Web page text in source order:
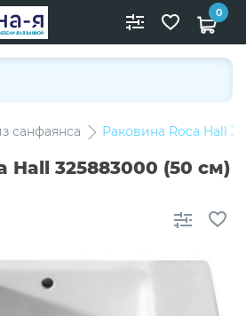
0
санфаянса Раковина Roca Hall
Hall 325883000 (50 см)